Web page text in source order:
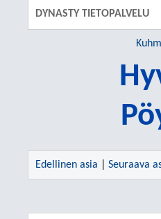
DYNASTY TIETOPALVELU
Edellinen asia Seuraava